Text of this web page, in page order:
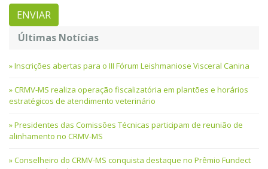
Últimas Notícias
Inscrições abertas para o III Fórum Leishmaniose Visceral Canina
CRMV-MS realiza operação fiscalizatória em plantões e horários
estratégicos de atendimento veterinário
Presidentes das Comissões Técnicas participam de reunião de
alinhamento no CRMV-MS
Conselheiro do CRMV-MS conquista destaque no Prêmio Fundect